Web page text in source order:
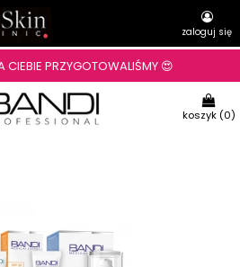
zaloguj się
CIEBIE PRZYGOTOWALIŚMY 😍
koszyk (0)